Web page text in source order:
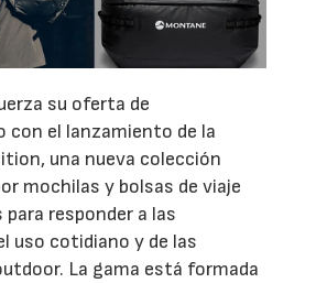
su oferta de
con el lanzamiento de la
una nueva colección
mochilas y bolsas de viaje
para responder a las
uso cotidiano y de las
La gama está formada